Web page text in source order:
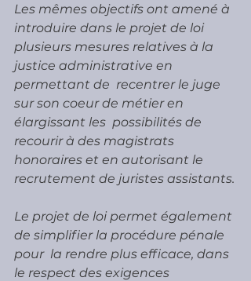
Les mêmes objectifs ont amené à
introduire dans le projet de loi
plusieurs mesures relatives à la
justice administrative en
permettant de  recentrer le juge
sur son coeur de métier en
élargissant les  possibilités de
recourir à des magistrats
honoraires et en autorisant le
recrutement de juristes assistants.
Le projet de loi permet également
de simplifier la procédure pénale
pour  la rendre plus efficace, dans
le respect des exigences